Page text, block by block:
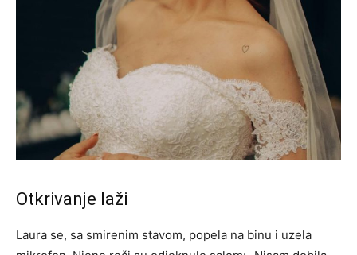
Otkrivanje laži
Laura se, sa smirenim stavom, popela na binu i uzela